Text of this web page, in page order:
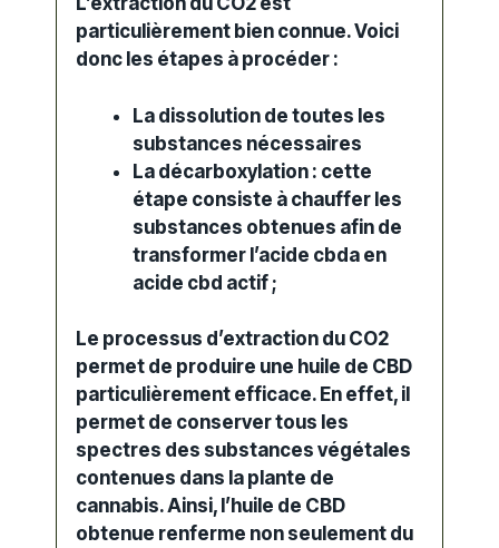
particulièrement bien connue. Voici
donc les étapes à procéder :
La dissolution de toutes les
substances nécessaires
La décarboxylation : cette
étape consiste à chauffer les
substances obtenues afin de
transformer l’acide cbda en
acide cbd actif ;
Le processus d’extraction du CO2
permet de produire une huile de CBD
particulièrement efficace. En effet, il
permet de conserver tous les
spectres des substances végétales
contenues dans la plante de
cannabis. Ainsi, l’huile de CBD
obtenue renferme non seulement du